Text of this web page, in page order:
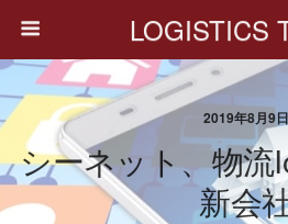
LOGISTICS
2019年8月9日
シーネット、物流
新会